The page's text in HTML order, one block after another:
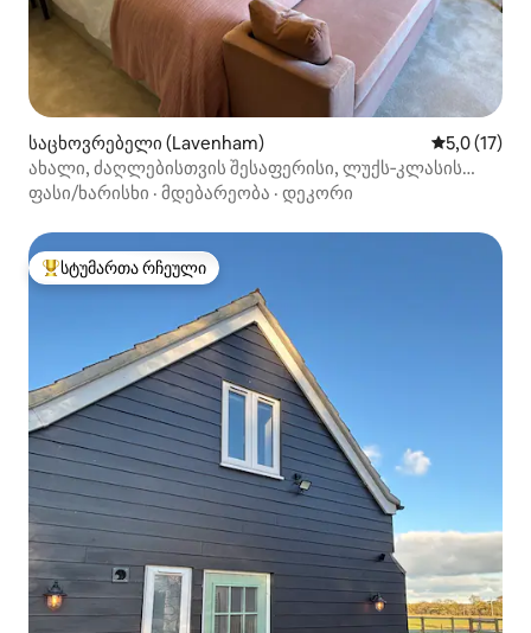
საცხოვრებელი (Lavenham) საშუალო
5,0 (17)
ახალი, ძაღლებისთვის შესაფერისი, ლუქს‑კლასის
კოტეჯი, ელექტრომობილის პარკირების ადგილი, ბაღი
ფასი/ხარისხი · მდებარეობა · დეკორი
სტუმართა რჩეული მოწინავე ვარიანტი
სტუმართა რჩეული